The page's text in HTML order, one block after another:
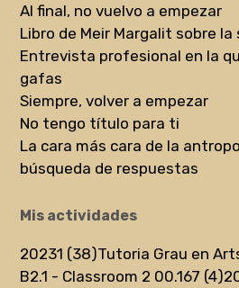
Al final, no vuelvo a empezar
Libro de Meir Margalit sobre
Entrevista profesional en la
gafas
Siempre, volver a empezar
No tengo título para ti
La cara más cara de la
búsqueda de respuestas
Mis actividades
20231 (38)Tutoria Grau en
B2.1 - Classroom 2 00.167 (4)